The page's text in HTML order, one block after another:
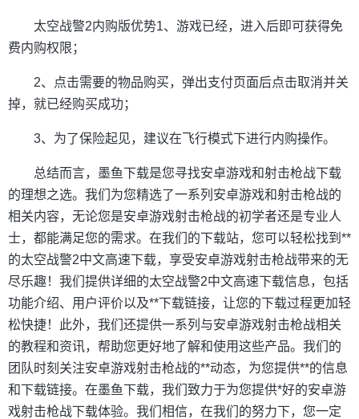
太空战警2内购版优势1、游戏已经，进入后即可获得免
费内购权限；
2、点击需要的物品购买，弹出支付页面后点击取消并关
掉，就已经购买成功；
3、为了保险起见，建议在飞行模式下进行内购操作。
总结而言，墨鱼下载是您寻找安卓游戏和射击枪战下载
的理想之选。我们为您精选了一系列安卓游戏和射击枪战的
相关内容，无论您是安卓游戏射击枪战的初学者还是专业人
士，都能满足您的需求。在我们的下载站，您可以轻松找到**
的太空战警2中文高速下载，享受安卓游戏射击枪战带来的无
尽乐趣！我们提供详细的太空战警2中文高速下载信息，包括
功能介绍、用户评价以及**下载链接，让您的下载过程更加轻
松快捷！此外，我们还提供一系列与安卓游戏射击枪战相关
的教程和资讯，帮助您更好地了解和使用这些产品。我们的
团队时刻关注安卓游戏射击枪战的**动态，为您提供**的信息
和下载链接。在墨鱼下载，我们致力于为您提供*好的安卓游
戏射击枪战下载体验。我们相信，在我们的努力下，您一定